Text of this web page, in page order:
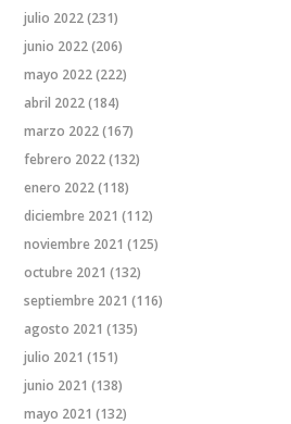
julio 2022(231)
junio 2022(206)
mayo 2022(222)
abril 2022(184)
marzo 2022(167)
febrero 2022(132)
enero 2022(118)
diciembre 2021 (112)
noviembre 2021 (125)
octubre 2021 (132)
septiembre 2021 (116)
agosto 2021 (135)
julio 2021 (151)
junio 2021 (138)
mayo 2021 (132)